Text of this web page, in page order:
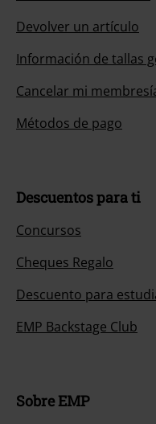
Devolver un artículo
Información de tallas
Cancelar mi
Métodos de pago
Descuentos para ti
Concursos
Cheques Regalo
Descuento para
EMP Backstage Club
Sobre EMP